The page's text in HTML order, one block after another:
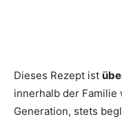
Dieses Rezept ist
innerhalb der Familie
Generation, stets